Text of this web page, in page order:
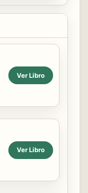
Ver Libro
Ver Libro